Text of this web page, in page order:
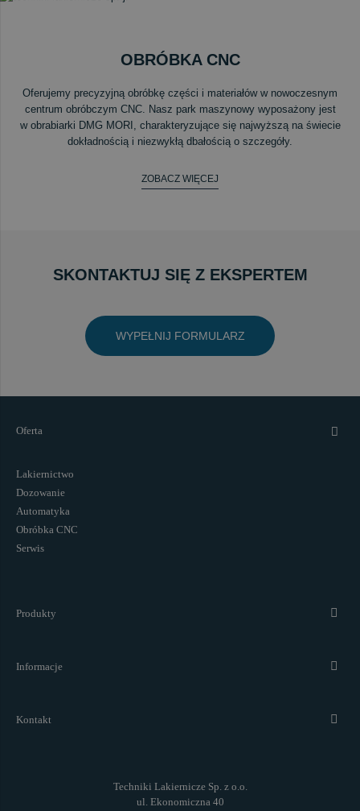
OBRÓBKA CNC
Oferujemy precyzyjną obróbkę części i materiałów w nowoczesnym
centrum obróbczym CNC. Nasz park maszynowy wyposażony jest
w obrabiarki DMG MORI, charakteryzujące się najwyższą na świecie
dokładnością i niezwykłą dbałością o szczegóły.
ZOBACZ WIĘCEJ
SKONTAKTUJ SIĘ Z EKSPERTEM
WYPEŁNIJ FORMULARZ
Oferta
Lakiernictwo
Dozowanie
Automatyka
Obróbka CNC
Serwis
Produkty
Informacje
Kontakt
Techniki Lakiernicze Sp. z o.o.
ul. Ekonomiczna 40